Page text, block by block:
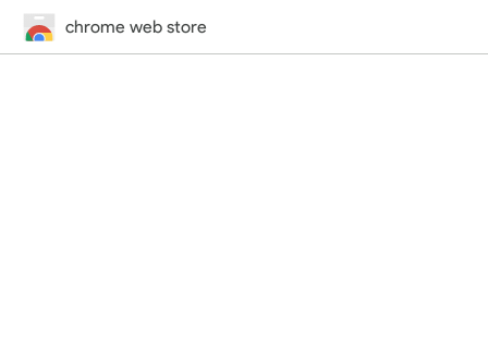
chrome web store